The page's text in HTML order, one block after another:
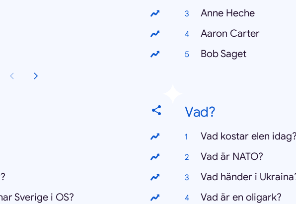
Anne Heche
Aaron Carter
Bob Saget
Sverige i OS?
Vad?
Vad kostar elen
Vad är NATO?
Vad händer i
Vad är en oligark?